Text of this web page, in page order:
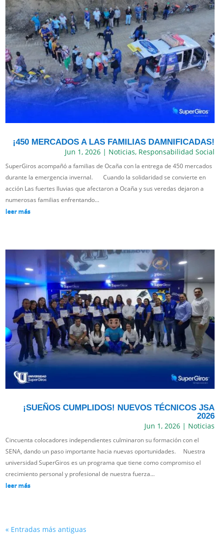
¡450 MERCADOS A LAS FAMILIAS DAMNIFICADAS!
Jun 1, 2026| Noticias, Responsabilidad Social
SuperGiros acompañó a familias de Ocaña con la entrega de 450 mercados
durante la emergencia invernal. Cuando la solidaridad se convierte en
acción Las fuertes lluvias que afectaron a Ocaña y sus veredas dejaron a
numerosas familias enfrentando...
leer más
¡SUEÑOS CUMPLIDOS! NUEVOS TÉCNICOS JSA
2026
Jun 1, 2026| Noticias
Cincuenta colocadores independientes culminaron su formación con el
SENA, dando un paso importante hacia nuevas oportunidades. Nuestra
universidad SuperGiros es un programa que tiene como compromiso el
crecimiento personal y profesional de nuestra fuerza...
leer más
« Entradas más antiguas